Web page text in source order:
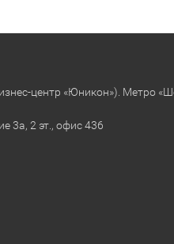
центр «Юникон»). Метро
3а, 2 эт., офис 436